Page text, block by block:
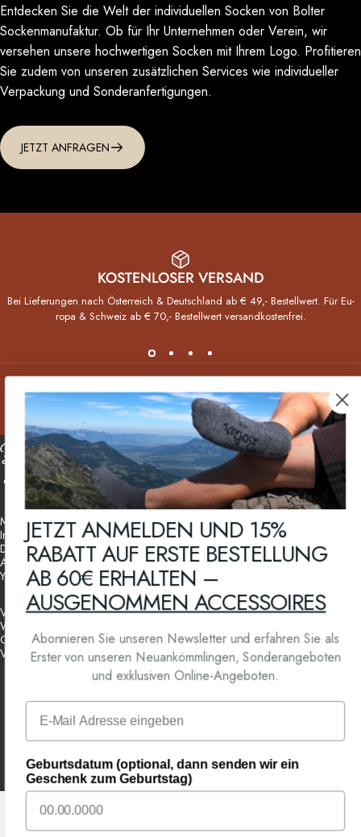
Entdecken Sie die Welt der individuellen Socken von Bolter
Sockenmanufaktur. Ob für Ihr Unternehmen oder Verein, wir
versehen unsere hochwertigen Socken mit Ihrem Logo. Profitieren
Sie zudem von unseren zusätzlichen Services wie individueller
Verpackung und Sonderanfertigungen.
JETZT ANFRAGEN
KOSTENLOSER VERSAND
Bei Lieferungen nach Öster­reich & Deutsch­land ab € 49,- Bestell­wert. Für Eu­
ropa & Schweiz ab € 70,- Bestellwert versand­kosten­frei.
Bolter Sockenmanufaktur
Facebook
Instagram
YouTube
Mein Konto
Impressum
Datenschutzerklärung
AGB
Your Privacy Choices
Versandbedingungen
Widerrufsbelehrung
Geschenkgutschein
Vertrag widerrufen
Powered by Shopify
DatenschutzerklärungWiderrufsrechtAGBVersandKontaktinformationenImpressum
Land/Region
JETZT ANMELDEN UND 15%
RABATT AUF ERSTE BESTELLUNG
AB 60€ ERHALTEN –
AUSGENOMMEN ACCESSOIRES
Abonnieren Sie unseren Newsletter und erfahren Sie als
Erster von unseren Neuankömmlingen, Sonderangeboten
und exklusiven Online-Angeboten.
Email
Geburtsdatum (optional, dann senden wir ein
Geschenk zum Geburtstag)